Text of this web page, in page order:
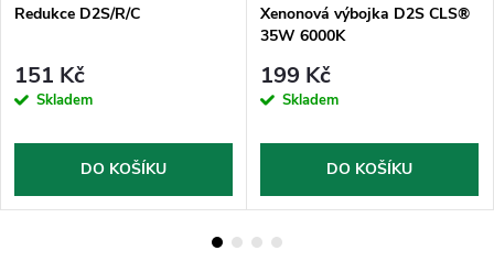
Redukce D2S/R/C
151 Kč
Skladem
DO KOŠÍKU
Xenonová výbojka D2S CLS®
35W 6000K
199 Kč
Skladem
DO KOŠÍKU